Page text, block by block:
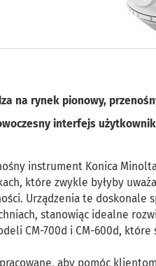
na rynek pionowy,
interfejs
instrument Konica
które zwykle byłyby
Urządzenia te doskonale
stanowiąc idealne
CM-700d i CM-600d,
aby pomóc